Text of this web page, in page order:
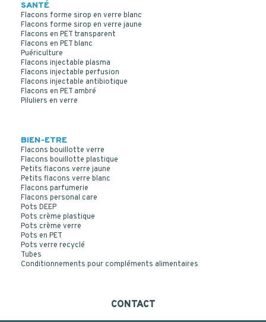
COUVERCLE VISSANT INVIOLABLE PE BLANC
SCREWLOCK CAP 56*20
SANTÉ
Flacons forme sirop en verre blanc
Flacons forme sirop en verre jaune
Flacons en PET transparent
Flacons en PET blanc
Puériculture
Flacons injectable plasma
Flacons injectable perfusion
Flacons injectable antibiotique
Flacons en PET ambré
Piluliers en verre
BIEN-ETRE
Flacons bouillotte verre
Flacons bouillotte plastique
Petits flacons verre jaune
Petits flacons verre blanc
Flacons parfumerie
Flacons personal care
Pots DEEP
Pots crème plastique
Pots crème verre
Pots en PET
Pots verre recyclé
Tubes
Conditionnements pour compléments alimentaires
CONTACT